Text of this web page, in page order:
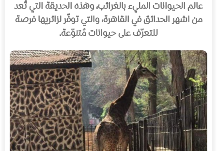
عالم الحيوانات المليء بالغرائب، وهذه الحديقة التي تُعد
من اشهر الحدائق في القاهرة، والتي توفّر لزائريها فرصة
للتعرّف على حيوانات مُتنوّعة.